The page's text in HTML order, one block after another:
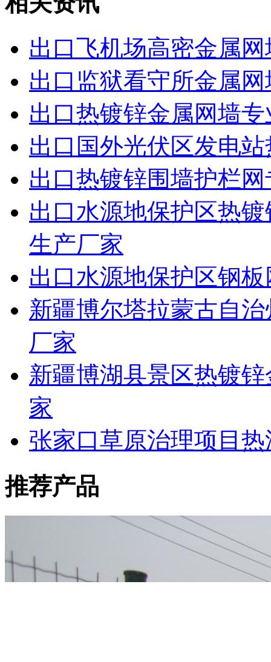
出口飞机场高密金属
出口监狱看守所金属
出口热镀锌金属网墙
出口国外光伏区发电
出口热镀锌围墙护栏
出口水源地保护区热
生产厂家
出口水源地保护区钢
新疆博尔塔拉蒙古自
厂家
新疆博湖县景区热镀
家
张家口草原治理项目
推荐产品